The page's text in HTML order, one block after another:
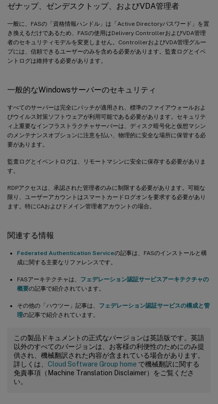
ゼナップ、ゼンデスクトップ、およびVDA管理者
一般に、FASの「資格情報ハンドル」は「Active Directoryパスワード」を置
き換えるだけであるため、FASの使用はDelivery ControllerおよびVDA管理
者のセキュリティモデルを変更しません。ControllerおよびVDA管理グルー
プには、信頼できるユーザーのみを含める必要があります。監査ログとイベ
ントログは維持する必要があります。
一般的なWindowsサーバーのセキュリティ
すべてのサーバーは完全にパッチが適用され、標準のファイアウォールおよ
びウイルス対策ソフトウェアが利用可能である必要があります。セキュリテ
ィ上重要なインフラストラクチャサーバーは、ディスク暗号化と仮想マシン
のメンテナンスオプションに注意を払い、物理的に安全な場所に保管する必
要があります。
監査ログとイベントログは、リモートマシンに安全に保存する必要がありま
す。
RDPアクセスは、承認された管理者のみに制限する必要があります。可能な
限り、ユーザーアカウントはスマートカードログオンを要求する必要があり
ます。特にCAおよびドメイン管理者アカウントの場合。
関連する情報
Federated Authentication Serviceの記事は、FASのインストールと構
成に関する主要なリファレンスです。
FASアーキテクチャは、 フェデレーション認証サービスアーキテクチャの
概要の記事で紹介されています。
その他の「ハウツー」記事は、 フェデレーション認証サービスの構成と管
理の記事で紹介されています。
この製品ドキュメントの正式なバージョンは英語版です。英語
以外のすべてのバージョンは、お客様の利便性のためにのみ提
供され、機械翻訳された内容が含まれている場合があります。
詳しくは、 Cloud Software Group home で機械翻訳に関する
免責事項（Machine Translation Disclaimer）をご覧くださ
い。